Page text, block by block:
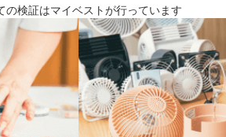
の検証はマイベストが行っています